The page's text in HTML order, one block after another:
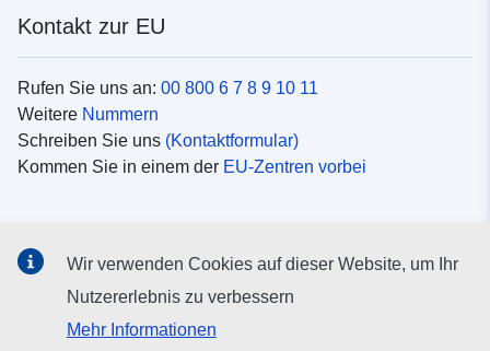
Kontakt zur EU
Rufen Sie uns an: 00 800 6 7 8 9 10 11
Weitere Nummern
Schreiben Sie uns (Kontaktformular)
Kommen Sie in einem der EU-Zentren vorbei
Suche nach EUSocial-Media-Kanäle
Wir verwenden Cookies auf dieser Website, um Ihr
Nutzererlebnis zu verbessern
Mehr Informationen